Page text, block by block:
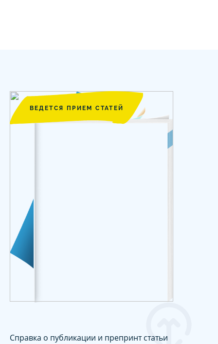
ВЕДЕТСЯ ПРИЕМ СТАТЕЙ
Справка о публикации и препринт статьи